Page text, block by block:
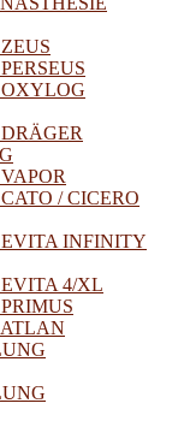
/ CICERO
INFINITY
4/XL